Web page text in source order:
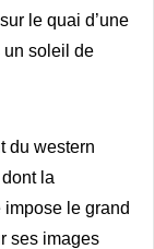
le quai d’une
un soleil de
du western
la
impose le grand
ses images